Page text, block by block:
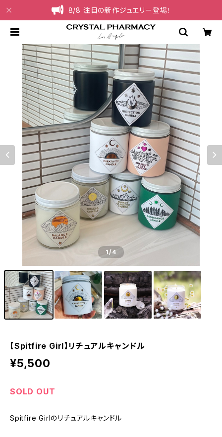
8/8 注目の新作ジュエリー登場！
1/4
【Spitfire Girl】リチュアルキャンドル
¥5,500
SOLD OUT
Spitfire Girlのリチュアルキャンドル